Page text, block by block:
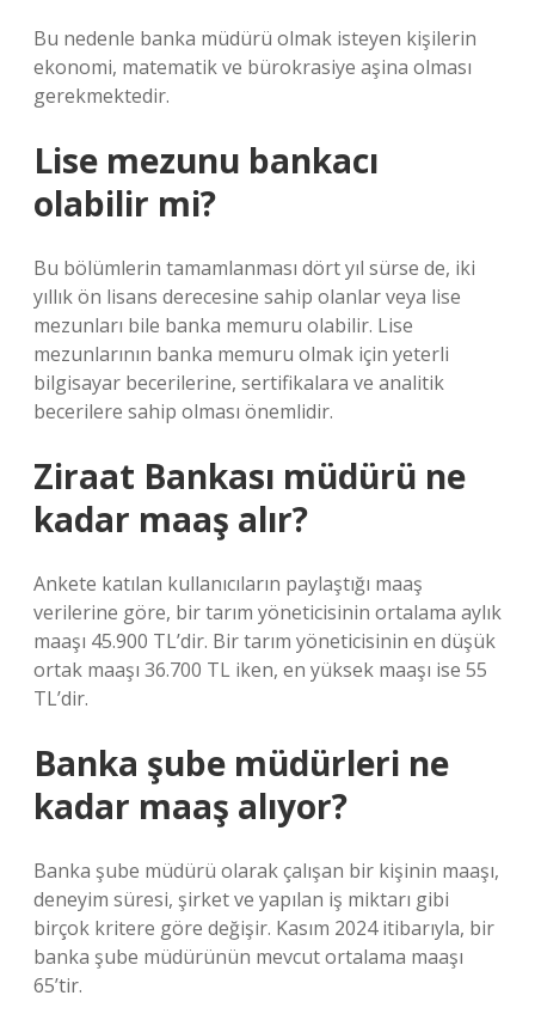
Bu nedenle banka müdürü olmak isteyen kişilerin
ekonomi, matematik ve bürokrasiye aşina olması
gerekmektedir.
Lise mezunu bankacı
olabilir mi?
Bu bölümlerin tamamlanması dört yıl sürse de, iki
yıllık ön lisans derecesine sahip olanlar veya lise
mezunları bile banka memuru olabilir. Lise
mezunlarının banka memuru olmak için yeterli
bilgisayar becerilerine, sertifikalara ve analitik
becerilere sahip olması önemlidir.
Ziraat Bankası müdürü ne
kadar maaş alır?
Ankete katılan kullanıcıların paylaştığı maaş
verilerine göre, bir tarım yöneticisinin ortalama aylık
maaşı 45.900 TL’dir. Bir tarım yöneticisinin en düşük
ortak maaşı 36.700 TL iken, en yüksek maaşı ise 55
TL’dir.
Banka şube müdürleri ne
kadar maaş alıyor?
Banka şube müdürü olarak çalışan bir kişinin maaşı,
deneyim süresi, şirket ve yapılan iş miktarı gibi
birçok kritere göre değişir. Kasım 2024 itibarıyla, bir
banka şube müdürünün mevcut ortalama maaşı
65’tir.